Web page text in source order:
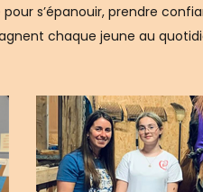
s’épanouir, prendre
chaque jeune au